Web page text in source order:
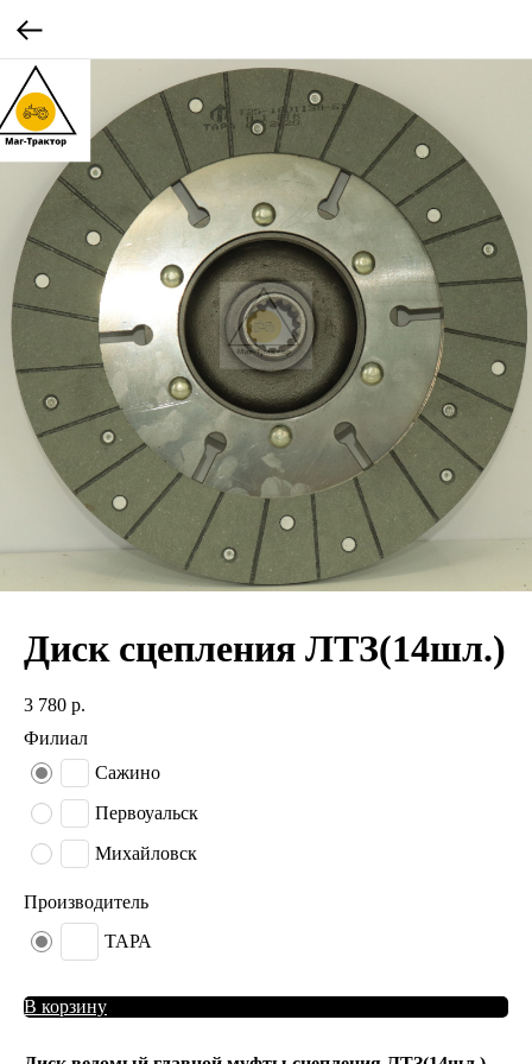
Диск сцепления ЛТЗ(14шл.)
3 780 р.
Филиал
Сажино
Первоуальск
Михайловск
Производитель
ТАРА
В корзину